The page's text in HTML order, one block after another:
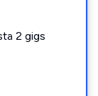
2 gigs